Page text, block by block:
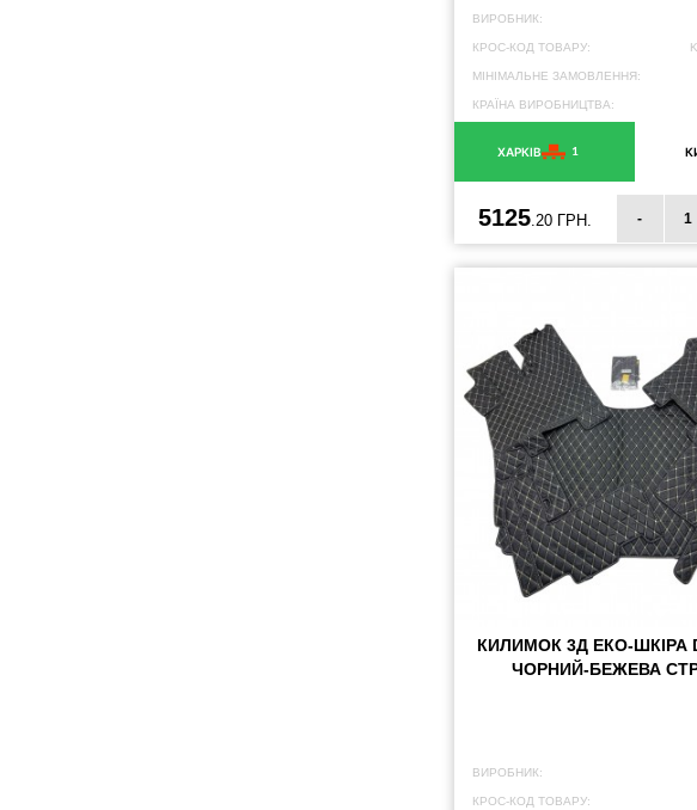
ВИРОБНИК:
КРОС-КОД ТОВАРУ:
МІНІМАЛЬНЕ ЗАМОВЛЕННЯ:
КРАЇНА ВИРОБНИЦТВА:
ХАРКІВ 1
5125 .20 ГРН. -
КИЛИМОК 3Д ЕКО-ШКІРА
ЧОРНИЙ-БЕЖЕВА
ВИРОБНИК:
КРОС-КОД ТОВАРУ: